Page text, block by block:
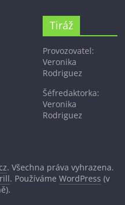
Tiráž
Provozovatel:
Veronika
Rodriguez
Šéfredaktorka:
Veronika
Rodriguez
. Všechna práva vyhrazena.
. Používáme WordPress (v